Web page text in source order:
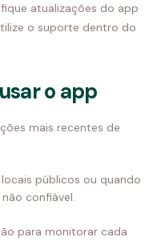
atualizações do app
o suporte dentro do
o app
mais recentes de
públicos ou quando
confiável.
para monitorar cada